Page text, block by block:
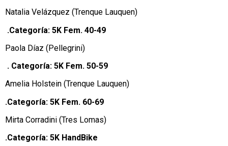
Natalia Velázquez (Trenque Lauquen)
.Categoría: 5K Fem. 40-49
Paola Díaz (Pellegrini)
. Categoría: 5K Fem. 50-59
Amelia Holstein (Trenque Lauquen)
.Categoría: 5K Fem. 60-69
Mirta Corradini (Tres Lomas)
.Categoría: 5K HandBike